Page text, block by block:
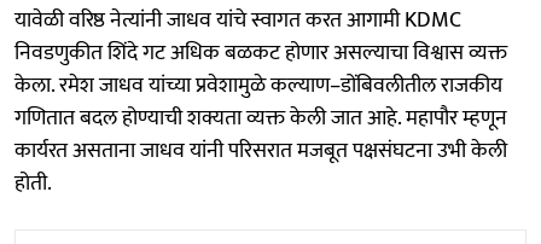
यावेळी वरिष्ठ नेत्यांनी जाधव यांचे स्वागत करत आगामी KDMC
निवडणुकीत शिंदे गट अधिक बळकट होणार असल्याचा विश्वास व्यक्त
केला. रमेश जाधव यांच्या प्रवेशामुळे कल्याण–डोंबिवलीतील राजकीय
गणितात बदल होण्याची शक्यता व्यक्त केली जात आहे. महापौर म्हणून
कार्यरत असताना जाधव यांनी परिसरात मजबूत पक्षसंघटना उभी केली
होती.